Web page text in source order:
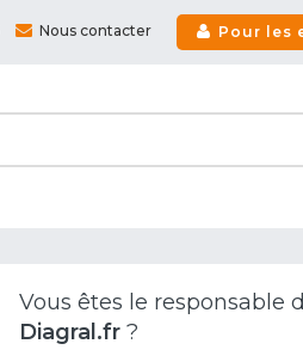
Nous contacter Pour les
Vous êtes le responsable
Diagral.fr ?